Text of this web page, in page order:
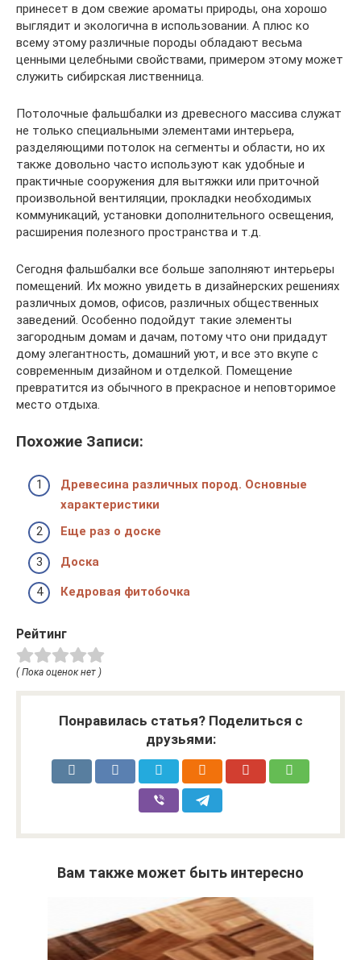
принесет в дом свежие ароматы природы, она хорошо
выглядит и экологична в использовании. А плюс ко
всему этому различные породы обладают весьма
ценными целебными свойствами, примером этому может
служить сибирская лиственница.
Потолочные фальшбалки из древесного массива служат
не только специальными элементами интерьера,
разделяющими потолок на сегменты и области, но их
также довольно часто используют как удобные и
практичные сооружения для вытяжки или приточной
произвольной вентиляции, прокладки необходимых
коммуникаций, установки дополнительного освещения,
расширения полезного пространства и т.д.
Сегодня фальшбалки все больше заполняют интерьеры
помещений. Их можно увидеть в дизайнерских решениях
различных домов, офисов, различных общественных
заведений. Особенно подойдут такие элементы
загородным домам и дачам, потому что они придадут
дому элегантность, домашний уют, и все это вкупе с
современным дизайном и отделкой. Помещение
превратится из обычного в прекрасное и неповторимое
место отдыха.
Похожие Записи:
Древесина различных пород. Основные
характеристики
Еще раз о доске
Доска
Кедровая фитобочка
Рейтинг
( Пока оценок нет )
Понравилась статья? Поделиться с
друзьями:
Вам также может быть интересно